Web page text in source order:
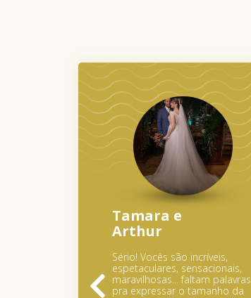
Tamara e
Arthur
Sério! Vocês são incríveis,
espetaculares, sensacionais,
maravilhosas... faltam palavras
pra expressar o tamanho da